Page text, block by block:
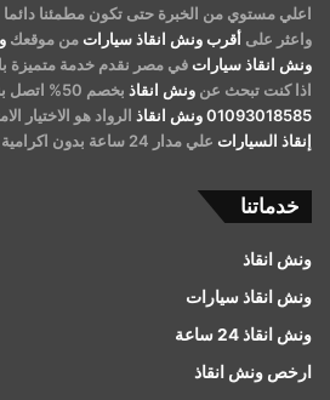
اعلي مستوي من الخبرة حتى تكون مطمئنا دائما
واعثر على أقرب ونش انقاذ سيارات من موقعك
ونش انقاذ سيارات في مصر نقدم خدمة متميزة
اذا كنت تبحث عن ونش انقاذ بخصم 50% اتصل بنا الان علي
01093018585ونش انقاذ الرواد هو الاختيار
إنقاذ السيارات علي مدار 24 ساعة بدون اكرامية او رسوم اضافية.
خدماتنا
ونش انقاذ
ونش انقاذ سيارات
ونش انقاذ 24 ساعة
ارخص ونش انقاذ